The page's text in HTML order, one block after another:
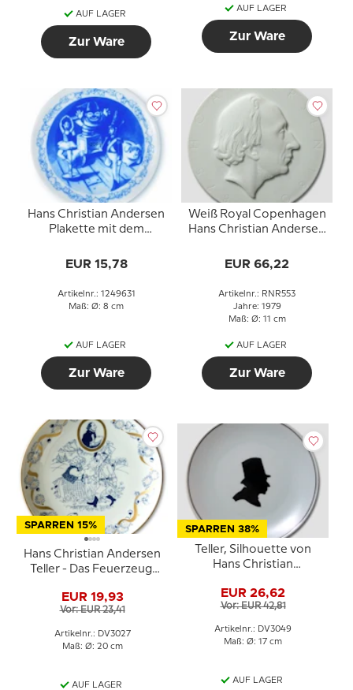
AUF LAGER
Zur Ware
AUF LAGER
Zur Ware
Hans Christian Andersen
Plakette mit dem
Zinnsoldaten, Royal
EUR 15,78
Artikelnr.: 1249631
Maß: Ø: 8 cm
AUF LAGER
Zur Ware
Weiß Royal Copenhagen
Hans Christian Andersen
EUR 66,22
Artikelnr.: RNR553
Jahre: 1979
Maß: Ø: 11 cm
AUF LAGER
Zur Ware
SPARREN 15%
Hans Christian Andersen
Teller - Das Feuerzeug,
EUR 19,93
Vor: EUR 23,41
Artikelnr.: DV3027
Maß: Ø: 20 cm
AUF LAGER
SPARREN 38%
Teller, Silhouette von
Hans Christian
EUR 26,62
Vor: EUR 42,81
Artikelnr.: DV3049
Maß: Ø: 17 cm
AUF LAGER